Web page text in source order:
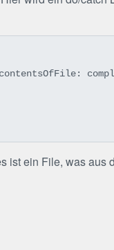
ist ein File, was aus